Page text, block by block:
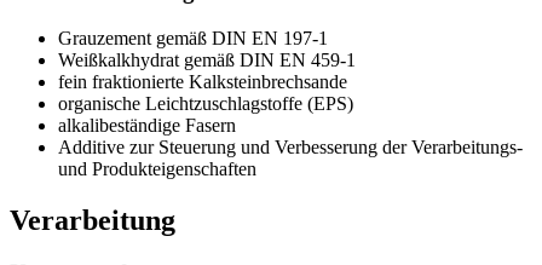
Grauzement gemäß DIN EN 197-1
Weißkalkhydrat gemäß DIN EN 459-1
fein fraktionierte Kalksteinbrechsande
organische Leichtzuschlagstoffe (EPS)
alkalibeständige Fasern
Additive zur Steuerung und Verbesserung der Verarbeitungs-
und Produkteigenschaften
Verarbeitung